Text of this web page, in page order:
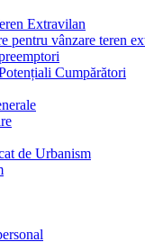
Extravilan
pentru vânzare teren
Cumpărători
de Urbanism